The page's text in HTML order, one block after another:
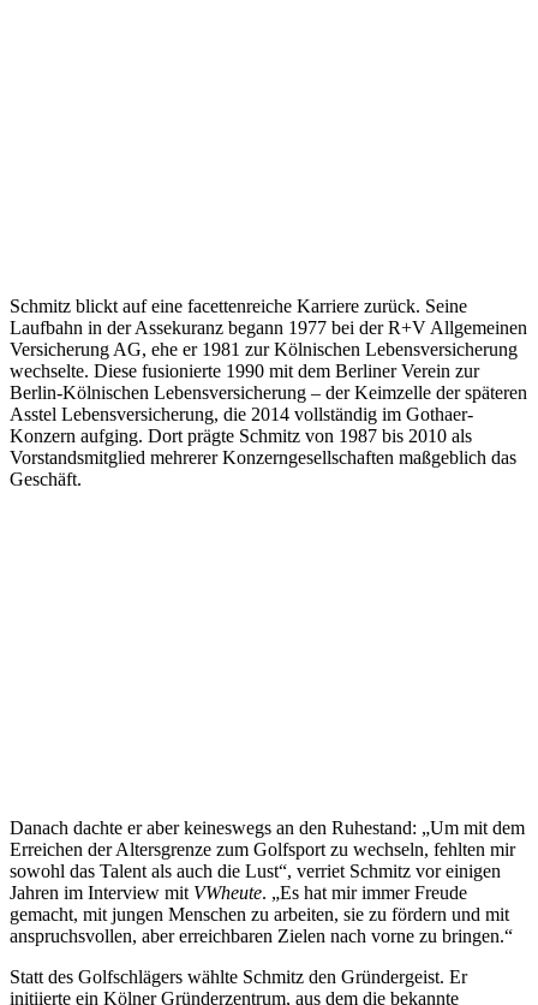
Schmitz blickt auf eine facettenreiche Karriere zurück. Seine
Laufbahn in der Assekuranz begann 1977 bei der R+V Allgemeinen
Versicherung AG, ehe er 1981 zur Kölnischen Lebensversicherung
wechselte. Diese fusionierte 1990 mit dem Berliner Verein zur
Berlin-Kölnischen Lebensversicherung – der Keimzelle der späteren
Asstel Lebensversicherung, die 2014 vollständig im Gothaer-
Konzern aufging. Dort prägte Schmitz von 1987 bis 2010 als
Vorstandsmitglied mehrerer Konzerngesellschaften maßgeblich das
Geschäft.
Danach dachte er aber keineswegs an den Ruhestand: „Um mit dem
Erreichen der Altersgrenze zum Golfsport zu wechseln, fehlten mir
sowohl das Talent als auch die Lust“, verriet Schmitz vor einigen
Jahren im Interview mit VWheute. „Es hat mir immer Freude
gemacht, mit jungen Menschen zu arbeiten, sie zu fördern und mit
anspruchsvollen, aber erreichbaren Zielen nach vorne zu bringen.“
Statt des Golfschlägers wählte Schmitz den Gründergeist. Er
initiierte ein Kölner Gründerzentrum, aus dem die bekannte